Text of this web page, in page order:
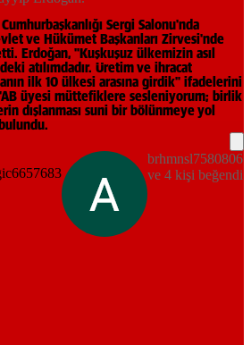
Sergi Salonu'nda
ve Hükümet Başkanları Zirvesi'nde
Erdoğan, "Kuşkuşuz ülkemizin asıl
atılımdadır. Üretim ve ihracat
ilk 10 ülkesi arasına girdik" ifadelerini
"AB üyesi müttefiklere sesleniyorum; birlik
dışlanması suni bir bölünmeye yol
bulundu.
brhmnsl7580806
ve 4 kişi beğendi